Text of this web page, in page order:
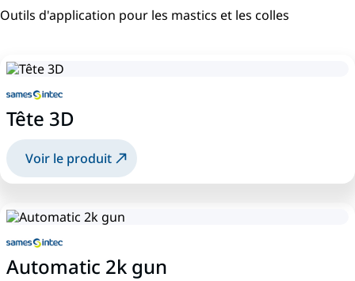
Outils d'application pour les mastics et les colles
Tête 3D
Voir le produit
Automatic 2k gun